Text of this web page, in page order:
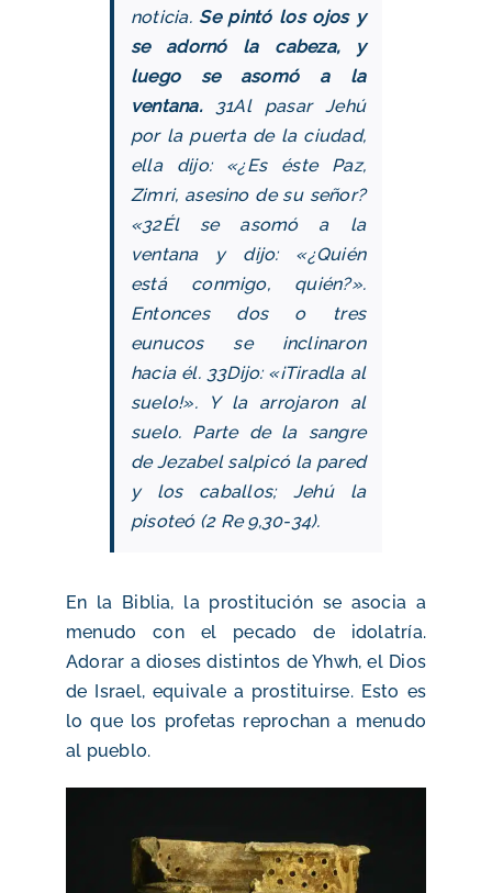
noticia. Se pintó los ojos y
se adornó la cabeza, y
luego se asomó a la
ventana. 31Al pasar Jehú
por la puerta de la ciudad,
ella dijo: «¿Es éste Paz,
Zimri, asesino de su señor?
«32Él se asomó a la
ventana y dijo: «¿Quién
está conmigo, quién?».
Entonces dos o tres
eunucos se inclinaron
hacia él. 33Dijo: «¡Tiradla al
suelo!». Y la arrojaron al
suelo. Parte de la sangre
de Jezabel salpicó la pared
y los caballos; Jehú la
pisoteó (2 Re 9,30-34).
En la Biblia, la prostitución se asocia a
menudo con el pecado de idolatría.
Adorar a dioses distintos de Yhwh, el Dios
de Israel, equivale a prostituirse. Esto es
lo que los profetas reprochan a menudo
al pueblo.